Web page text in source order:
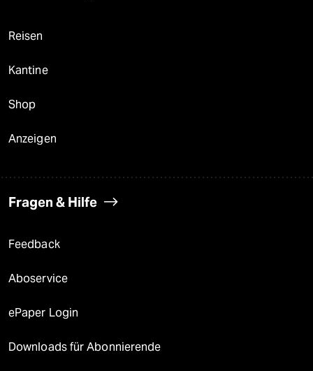
Reisen
Kantine
Shop
Anzeigen
Fragen & Hilfe
Feedback
Aboservice
ePaper Login
Downloads für Abonnierende